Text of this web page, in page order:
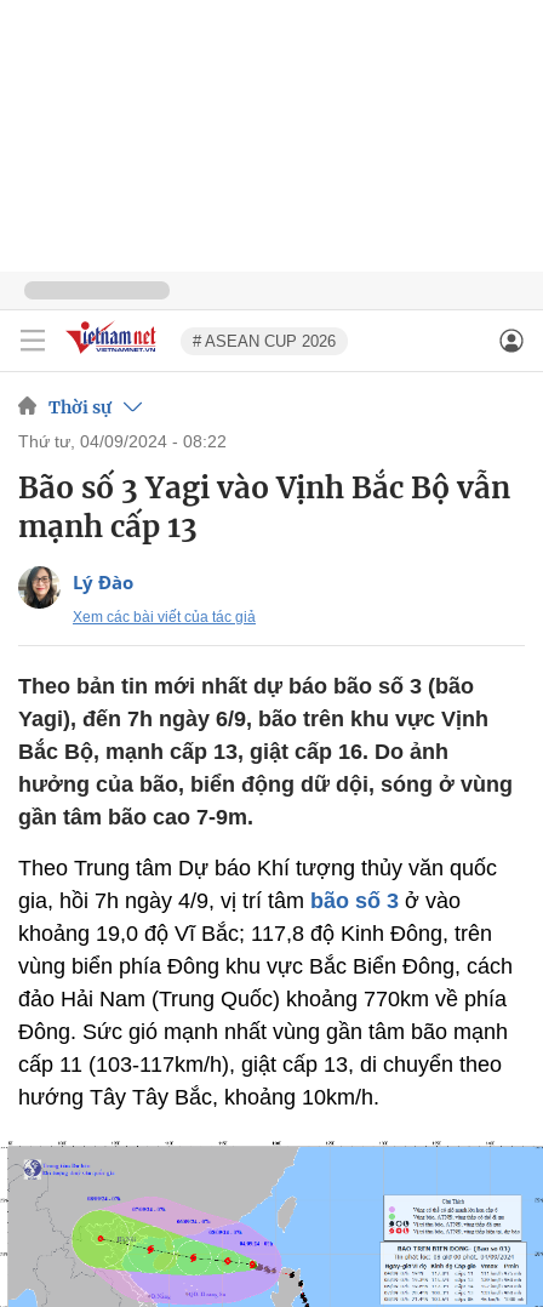
# ASEAN CUP 2026
Thời sự
thứ tư, 04/09/2024 - 08:22
Bão số 3 Yagi vào Vịnh Bắc Bộ vẫn
mạnh cấp 13
Lý Đào
Xem các bài viết của tác giả
Theo bản tin mới nhất dự báo bão số 3 (bão
Yagi), đến 7h ngày 6/9, bão trên khu vực Vịnh
Bắc Bộ, mạnh cấp 13, giật cấp 16. Do ảnh
hưởng của bão, biển động dữ dội, sóng ở vùng
gần tâm bão cao 7-9m.
Theo Trung tâm Dự báo Khí tượng thủy văn quốc
gia, hồi 7h ngày 4/9, vị trí tâm bão số 3 ở vào
khoảng 19,0 độ Vĩ Bắc; 117,8 độ Kinh Đông, trên
vùng biển phía Đông khu vực Bắc Biển Đông, cách
đảo Hải Nam (Trung Quốc) khoảng 770km về phía
Đông. Sức gió mạnh nhất vùng gần tâm bão mạnh
cấp 11 (103-117km/h), giật cấp 13, di chuyển theo
hướng Tây Tây Bắc, khoảng 10km/h.